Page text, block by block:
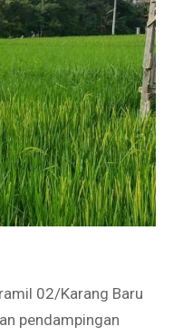
02/Karang Baru
pendampingan